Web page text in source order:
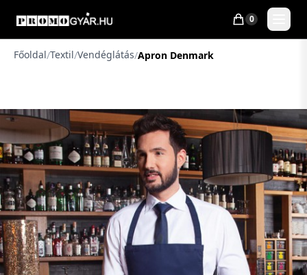
0
Főoldal/Textil/Vendéglátás/Apron Denmark